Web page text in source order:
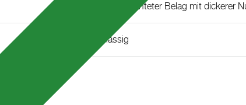
B2S: Strukturbeschichteter Belag mit dickerer
Wasserdurchlässig